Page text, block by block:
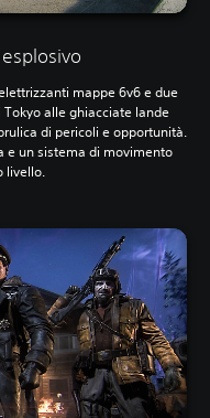
mappe 6v6 e due
alle ghiacciate lande
di pericoli e opportunità.
e un sistema di movimento
livello.